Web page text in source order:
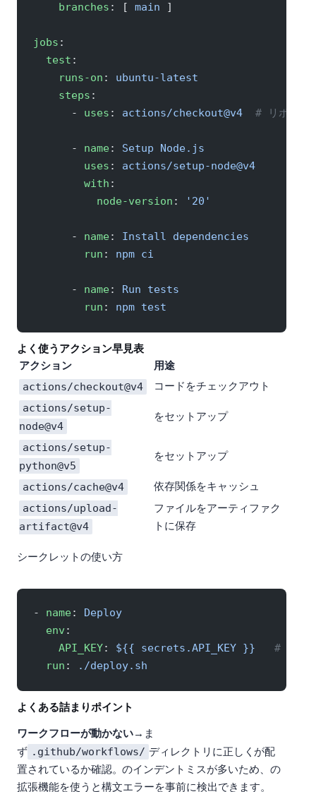
    branches
: [ main ]
jobs :
  test
:
    runs-on
: ubuntu-latest
    steps
:
      -
uses : actions/checkout@v4
# リポジト
      -
name: Setup Node.js
        uses
: actions/setup-node@v4
        with
:
          node-version
: '20'
      -
name: Install dependencies
        run
: npm ci
      -
name: Run tests
        run
: npm test
よく使うアクション早見表
アクション
用途
actions/checkout@v4 コードをチェックアウト
actions/setup-
node@v4
Node.jsをセットアップ
actions/setup-
python@v5
Pythonをセットアップ
actions/cache@v4 依存関係をキャッシュ
actions/upload-
artifact@v4
ファイルをアーティファク
トに保存
シークレットの使い方:
- name:
Deploy
  env
:
    API_KEY
: ${{ secrets.API_KEY }}
# リポ
  run
: ./deploy.sh
よくある詰まりポイント
Q: ワークフローが動かない→ ま
ず .github/workflows/ ディレクトリに正しくYAMLが配
置されているか確認。YAMLのインデントミスが多いため、VSCodeのYAML
拡張機能を使うと構文エラーを事前に検出できます。